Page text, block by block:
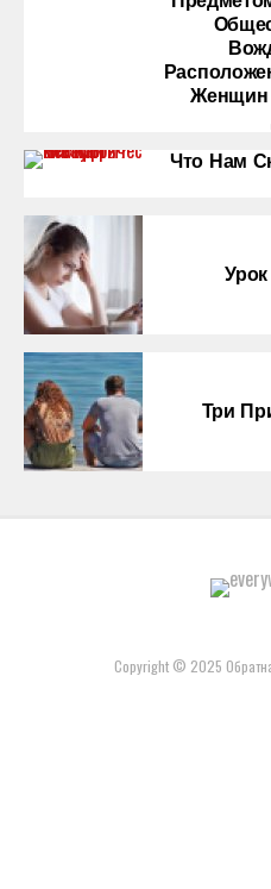
Женщин
Что Нам
Три
Copyright © 2025